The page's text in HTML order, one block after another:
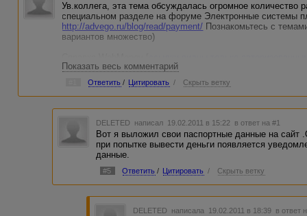
Ув.коллега, эта тема обсуждалась огромное количество
специальном разделе на форуме Электронные системы
http://advego.ru/blog/read/payment/ Познакомьтесь с
вариантов множество)
Вывод денег [ ссылки видны только авторизованным
Удачи!
Показать весь комментарий
Ответить / Цитировать / Скрыть ветку
DELETED написал 19.02.2011 в 15:22 в ответ на #1
Вот я выложил свои паспортные данные на сайт
при попытке вывести деньги появляется
данные.
#5 Ответить / Цитировать / Скрыть ветку
DELETED написала 19.02.2011 в 18:39 в ответ